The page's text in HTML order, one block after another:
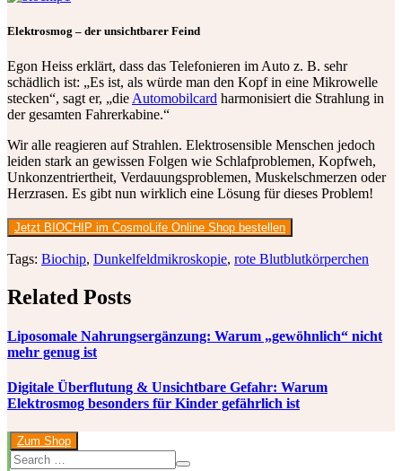
Elektrosmog – der unsichtbarer Feind
Egon Heiss erklärt, dass das Telefonieren im Auto z. B. sehr
schädlich ist: „Es ist, als würde man den Kopf in eine Mikrowelle
stecken“, sagt er, „die Automobilcard harmonisiert die Strahlung in
der gesamten Fahrerkabine.“
Wir alle reagieren auf Strahlen. Elektrosensible Menschen jedoch
leiden stark an gewissen Folgen wie Schlafproblemen, Kopfweh,
Unkonzentriertheit, Verdauungsproblemen, Muskelschmerzen oder
Herzrasen. Es gibt nun wirklich eine Lösung für dieses Problem!
Jetzt BIOCHIP im CosmoLife Online Shop bestellen
Tags: Biochip, Dunkelfeldmikroskopie, rote Blutblutkörperchen
Related Posts
Liposomale Nahrungsergänzung: Warum „gewöhnlich“ nicht
mehr genug ist
Digitale Überflutung & Unsichtbare Gefahr: Warum
Elektrosmog besonders für Kinder gefährlich ist
Zum Shop